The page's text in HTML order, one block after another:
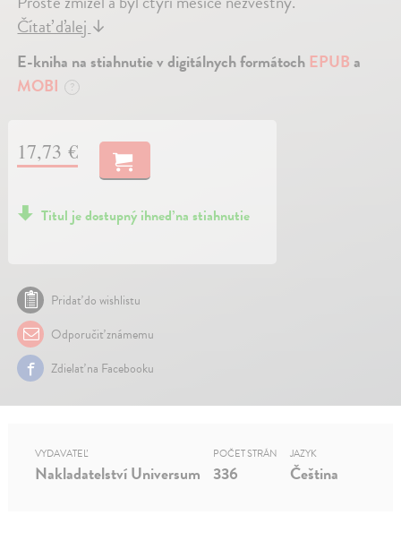
Čítať ďalej↓
E-kniha na stiahnutie v digitálnych formátoch EPUBa
MOBI
?
17,73 €
Titul je dostupný ihneď na stiahnutie
Pridať do wishlistu
Odporučiť známemu
Zdielať na Facebooku
VYDAVATEĽ
Nakladatelství Universum
POČET STRÁN
336
JAZYK
Čeština